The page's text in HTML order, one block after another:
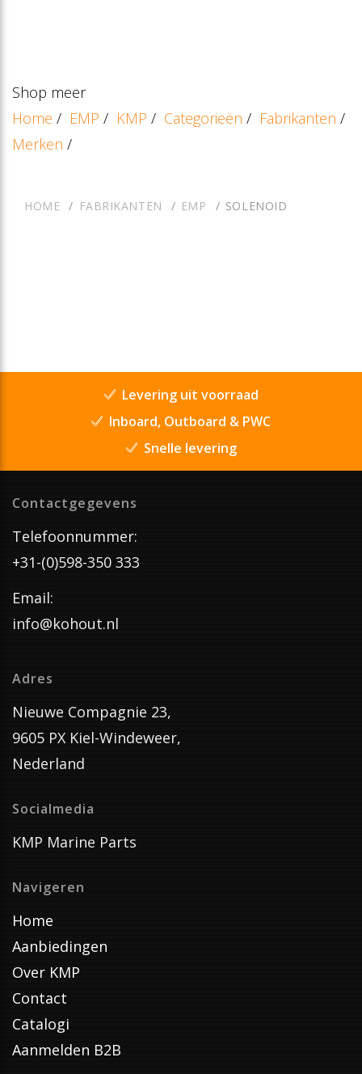
Shop meer
Home / EMP / KMP / Categorieën / Fabrikanten /
Merken /
HOME FABRIKANTEN EMP SOLENOID
Levering uit voorraad
Inboard, Outboard & PWC
Snelle levering
Contactgegevens
Telefoonnummer:
+31-(0)598-350 333
Email:
info@kohout.nl
Adres
Nieuwe Compagnie 23,
9605 PX Kiel-Windeweer,
Nederland
Socialmedia
KMP Marine Parts
Navigeren
Home
Aanbiedingen
Over KMP
Contact
Catalogi
Aanmelden B2B